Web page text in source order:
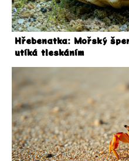
Hřebenatka: Mořský
utíká tleskáním